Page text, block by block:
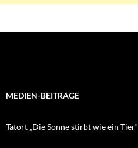
MEDIEN-BEITRÄGE
Tatort „Die Sonne stirbt wie ein Tier“